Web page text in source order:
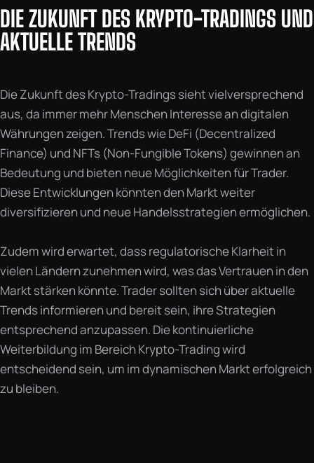
DIE ZUKUNFT DES KRYPTO-TRADINGS UND
AKTUELLE TRENDS
Die Zukunft des Krypto-Tradings sieht vielversprechend
aus, da immer mehr Menschen Interesse an digitalen
Währungen zeigen. Trends wie DeFi (Decentralized
Finance) und NFTs (Non-Fungible Tokens) gewinnen an
Bedeutung und bieten neue Möglichkeiten für Trader.
Diese Entwicklungen könnten den Markt weiter
diversifizieren und neue Handelsstrategien ermöglichen.
Zudem wird erwartet, dass regulatorische Klarheit in
vielen Ländern zunehmen wird, was das Vertrauen in den
Markt stärken könnte. Trader sollten sich über aktuelle
Trends informieren und bereit sein, ihre Strategien
entsprechend anzupassen. Die kontinuierliche
Weiterbildung im Bereich Krypto-Trading wird
entscheidend sein, um im dynamischen Markt erfolgreich
zu bleiben.